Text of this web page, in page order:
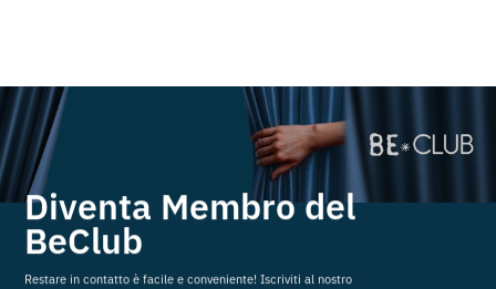
Diventa Membro del
BeClub
Restare in contatto è facile e conveniente! Iscriviti al nostro